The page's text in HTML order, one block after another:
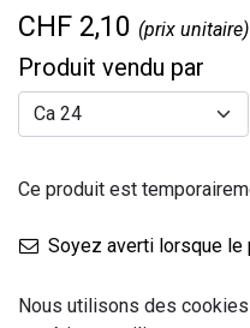
CHF 2,10 (prix unitaire)
Produit vendu par
Ce produit est
Soyez averti lorsque le
Nous utilisons des